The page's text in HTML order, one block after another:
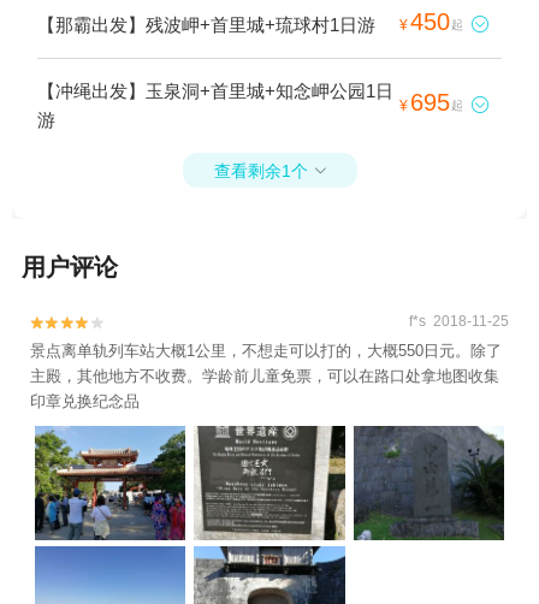
【那霸出发】残波岬+首里城+琉球村1日游 ¥450起 
【冲绳出发】玉泉洞+首里城+知念岬公园1日
游
¥ 695起 
查看剩余1个 
用户评论

 f*s 2018-11-25
景点离单轨列车站大概1公里，不想走可以打的，大概550日元。除了
主殿，其他地方不收费。学龄前儿童免票，可以在路口处拿地图收集
印章兑换纪念品